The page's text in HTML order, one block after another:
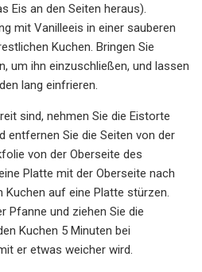
Eis an den Seiten heraus).
mit Vanilleeis in einer sauberen
Kuchen. Bringen Sie
um ihn einzuschließen, und lassen
lang einfrieren.
sind, nehmen Sie die Eistorte
entfernen Sie die Seiten von der
von der Oberseite des
Platte mit der Oberseite nach
Kuchen auf eine Platte stürzen.
Pfanne und ziehen Sie die
Kuchen 5 Minuten bei
er etwas weicher wird.